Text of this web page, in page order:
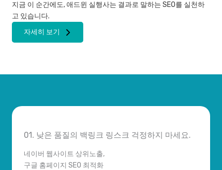
지금 이 순간에도, 애드윈 실행사는 결과로 말하는 SEO를 실천하
고 있습니다.
자세히 보기
01. 낮은 품질의 백링크 링스크 걱정하지 마세요.
네이버 웹사이트 상위노출,
구글 홈페이지 SEO 최적화